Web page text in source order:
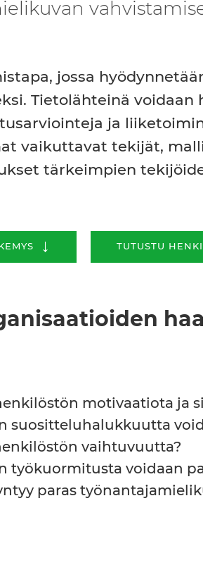
jossa
Tietolähteinä voidaan
ja
vaikuttavat tekijät,
tärkeimpien
↓ TUTUSTU
motivaatiota ja
suositteluhalukkuutta
vaihtuvuutta?
työkuormitusta voidaan
paras